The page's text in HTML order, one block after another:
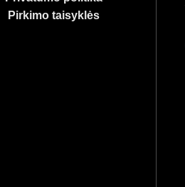
Pirkimo taisyklės